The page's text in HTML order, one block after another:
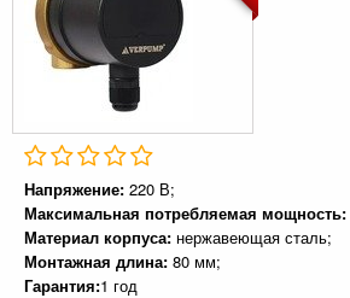
Напряжение: 220 В;
Максимальная потребляемая мощность:
Материал корпуса: нержавеющая сталь;
Монтажная длина: 80 мм;
Гарантия:1 год